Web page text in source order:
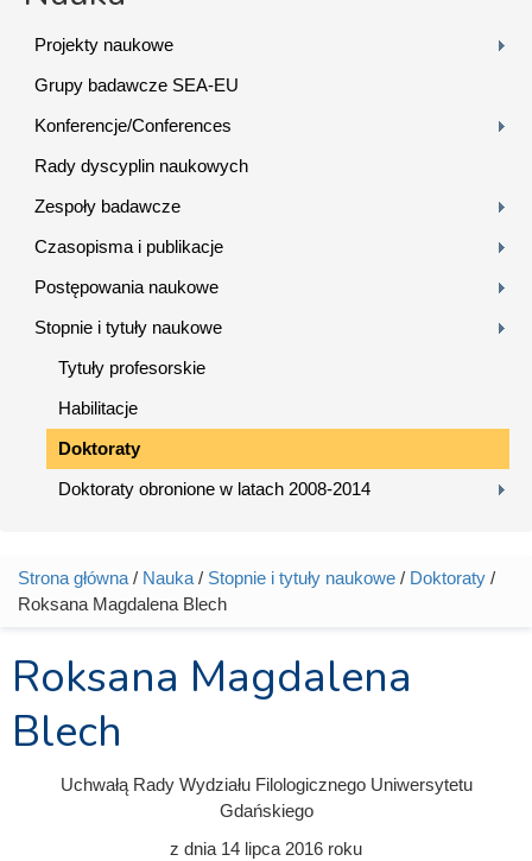
Projekty naukowe
Grupy badawcze SEA-EU
Konferencje/Conferences
Rady dyscyplin naukowych
Zespoły badawcze
Czasopisma i publikacje
Postępowania naukowe
Stopnie i tytuły naukowe
Tytuły profesorskie
Habilitacje
Doktoraty
Doktoraty obronione w latach 2008-2014
Jesteś tutaj
Strona główna / Nauka / Stopnie i tytuły naukowe / Doktoraty /
Roksana Magdalena Blech
Roksana Magdalena
Blech
Uchwałą Rady Wydziału Filologicznego Uniwersytetu
Gdańskiego
z dnia 14 lipca 2016 roku